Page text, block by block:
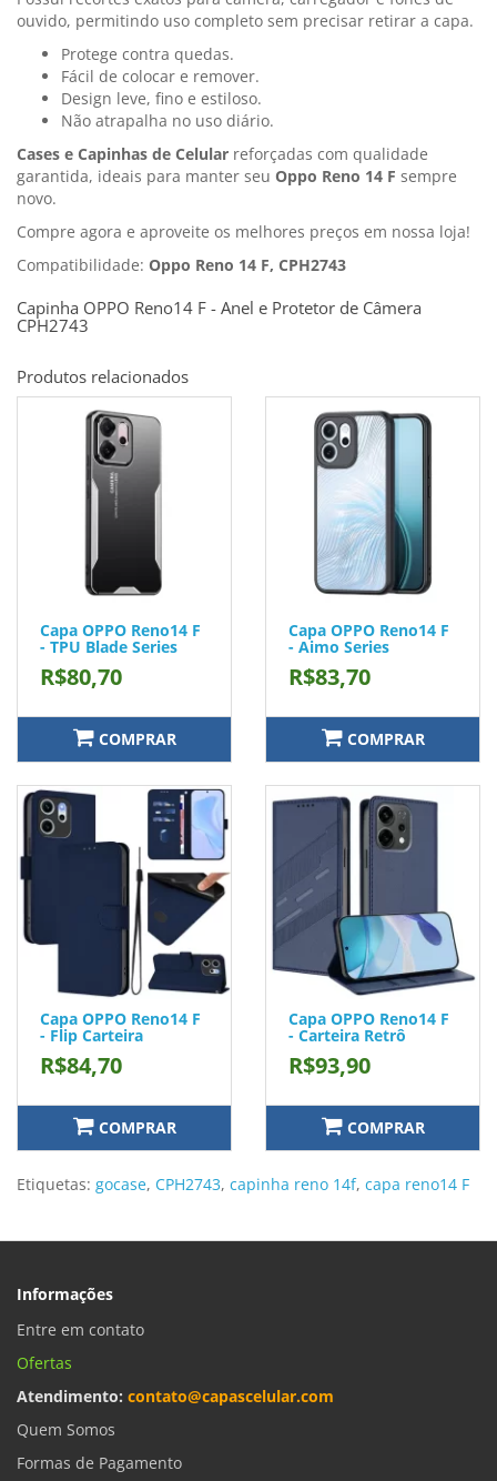
ouvido, permitindo uso completo sem precisar retirar a capa.
Protege contra quedas.
Fácil de colocar e remover.
Design leve, fino e estiloso.
Não atrapalha no uso diário.
Cases e Capinhas de Celular reforçadas com qualidade
garantida, ideais para manter seu Oppo Reno 14 F sempre
novo.
Compre agora e aproveite os melhores preços em nossa loja!
Compatibilidade: Oppo Reno 14 F, CPH2743
Capinha OPPO Reno14 F - Anel e Protetor de Câmera
CPH2743
Produtos relacionados
Capa OPPO Reno14 F
- TPU Blade Series
R$80,70
COMPRAR
Capa OPPO Reno14 F
- Aimo Series
R$83,70
COMPRAR
Capa OPPO Reno14 F
- Flip Carteira
R$84,70
COMPRAR
Capa OPPO Reno14 F
- Carteira Retrô
R$93,90
COMPRAR
Etiquetas: gocase, CPH2743, capinha reno 14f, capa reno14 F
Informações
Entre em contato
Ofertas
Atendimento: contato@capascelular.com
Quem Somos
Formas de Pagamento